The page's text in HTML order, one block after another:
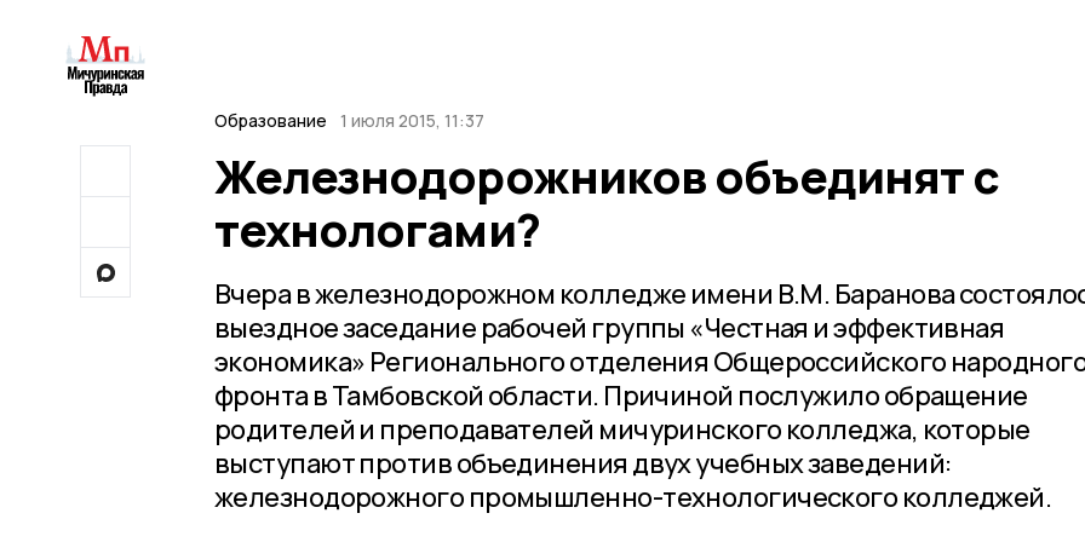
Образование 1 июля 2015, 11:37
Железнодорожников объединят с
технологами?
Вчера в железнодорожном колледже имени В.М. Баранова
выездное заседание рабочей группы «Честная и эффективная
экономика» Регионального отделения Общероссийского
фронта в Тамбовской области. Причиной послужило обращение
родителей и преподавателей мичуринского колледжа, которые
выступают против объединения двух учебных заведений:
железнодорожного промышленно-технологического колледжей.